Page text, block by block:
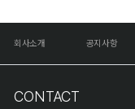
회사소개 공지사항
CONTACT